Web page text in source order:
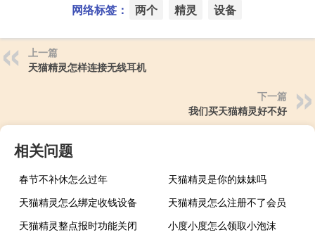
网络标签： 两个 精灵 设备
上一篇
天猫精灵怎样连接无线耳机
下一篇
我们买天猫精灵好不好
相关问题
春节不补休怎么过年
天猫精灵是你的妹妹吗
天猫精灵怎么绑定收钱设备
天猫精灵怎么注册不了会员
天猫精灵整点报时功能关闭
小度小度怎么领取小泡沫